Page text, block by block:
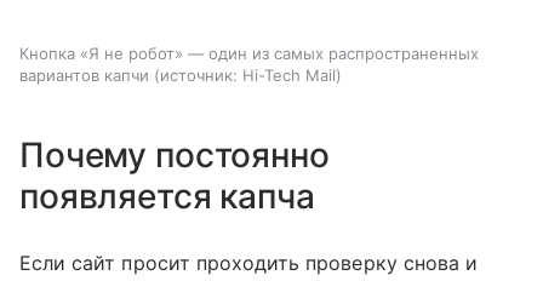
Кнопка «Я не робот» — один из самых распространенных
вариантов капчи
источник: Hi-Tech Mail
Почему постоянно
появляется капча
Если сайт просит проходить проверку снова и